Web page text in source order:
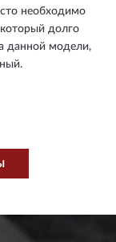
необходимо
долго
данной модели,